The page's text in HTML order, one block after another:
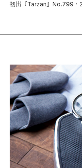
初出『Tarzan』No.799・